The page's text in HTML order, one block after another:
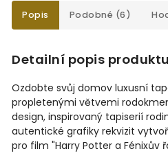
Popis Podobné (6)
Detailní popis produktu
Ozdobte svůj domov luxusní
propletenými větvemi
design, inspirovaný tapiserií
autentické grafiky rekvizit
pro film "Harry Potter a Fénixův